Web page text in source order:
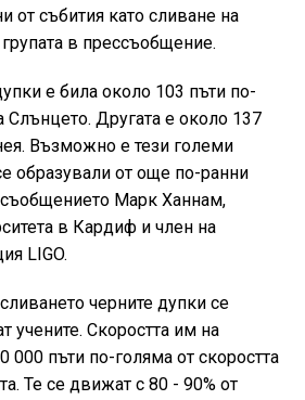
от събития като сливане на
в прессъобщение.
е била около 103 пъти по-
Слънцето. Другата е около 137
Възможно е тези големи
образували от още по-ранни
Марк Ханнам,
в Кардиф и член на
LIGO.
черните дупки се
учените. Скоростта им на
000 пъти по-голяма от скоростта
Те се движат с 80 - 90% от